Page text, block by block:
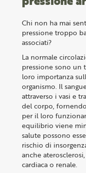
Chi non ha mai
pressione troppo
associati?
La normale
pressione sono un
loro importanza
organismo. Il
attraverso i vasi e
del corpo,
per il loro
equilibrio viene
salute possono
rischio di
anche
cardiaca o renale.